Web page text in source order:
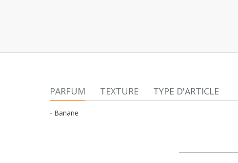
PARFUM TEXTURE TYPE D'ARTICLE
- Banane